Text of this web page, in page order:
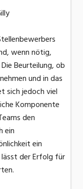
wenn nötig,
Beurteilung, ob
und in das
sich jedoch viel
Komponente
den
ein
ein
der Erfolg für